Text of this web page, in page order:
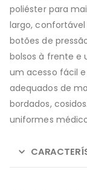
poliéster para
largo,
botões de
bolsos à frente e
um acesso fácil
adequados de
bordados,
uniformes